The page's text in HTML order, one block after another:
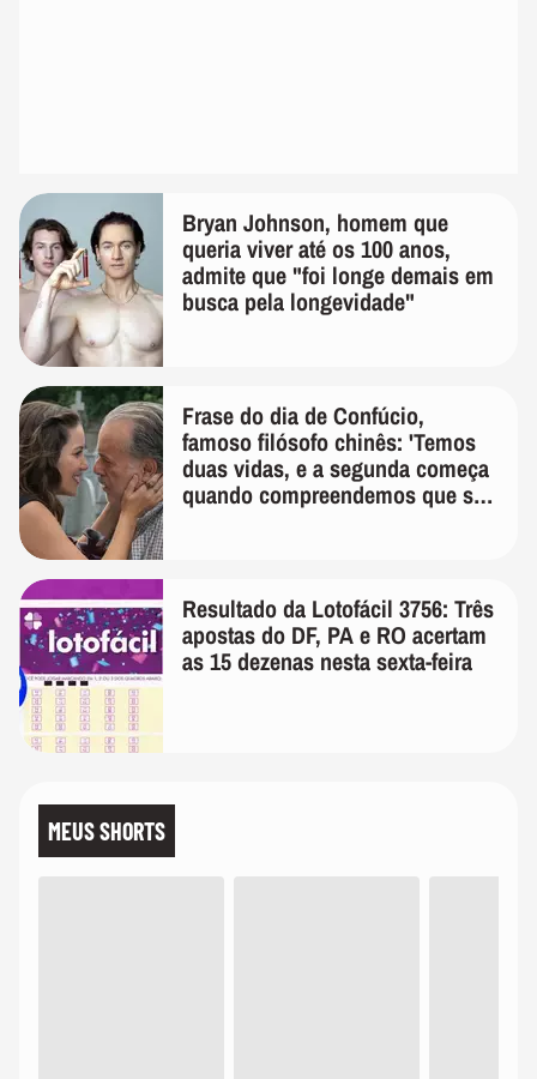
Bryan Johnson, homem que
queria viver até os 100 anos,
admite que "foi longe demais em
busca pela longevidade"
Frase do dia de Confúcio,
famoso filósofo chinês: 'Temos
duas vidas, e a segunda começa
quando compreendemos que só
Resultado da Lotofácil 3756: Três
apostas do DF, PA e RO acertam
as 15 dezenas nesta sexta-feira
MEUS SHORTS